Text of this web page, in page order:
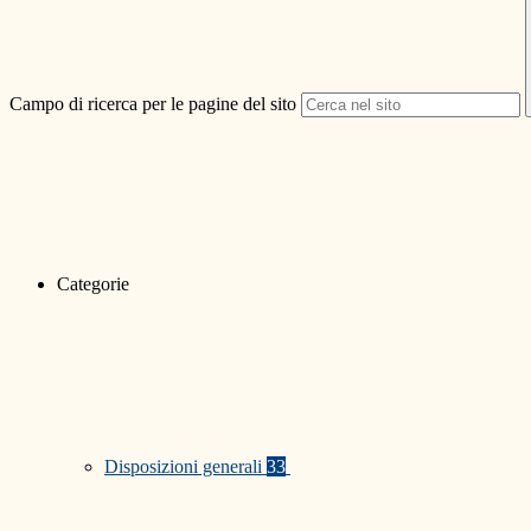
Campo di ricerca per le pagine del sito
Categorie
Disposizioni generali 33